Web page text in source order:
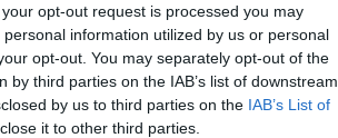
opt-out request is processed you may
information utilized by us or personal
opt-out. You may separately opt-out of the
third parties on the IAB’s list of downstream
by us to third parties on the IAB’s List of
it to other third parties.
ο ρυθμός
ήταν η